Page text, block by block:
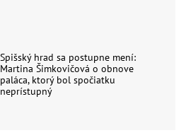
Spišský hrad sa postupne mení:
Martina Šimkovičová o obnove
paláca, ktorý bol spočiatku
neprístupný